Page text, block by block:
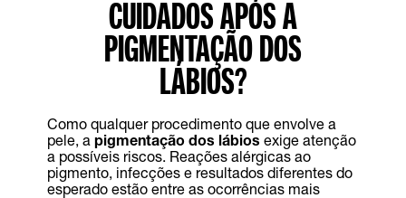
CUIDADOS APÓS A
PIGMENTAÇÃO DOS
LÁBIOS?
Como qualquer procedimento que envolve a
pele, a pigmentação dos lábios exige atenção
a possíveis riscos. Reações alérgicas ao
pigmento, infecções e resultados diferentes do
esperado estão entre as ocorrências mais